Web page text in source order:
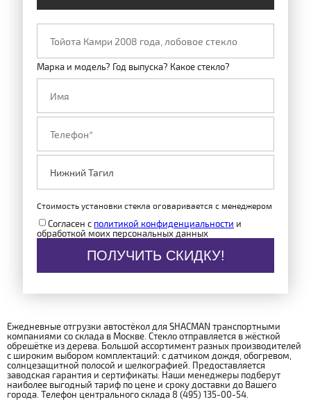
Марка и модель? Год выпуска? Какое стекло?
Стоимость установки стекла оговаривается с менеджером
Согласен с политикой конфиденциальности и
обработкой моих персональных данных
ПОЛУЧИТЬ СКИДКУ!
Ежедневные отгрузки автостёкол для SHACMAN транспортными
компаниями со склада в Москве. Стекло отправляется в жёсткой
обрешётке из дерева. Большой ассортимент разных производителей
с широким выбором комплектаций: с датчиком дождя, обогревом,
солнцезащитной полосой и шелкографией. Предоставляется
заводская гарантия и сертификаты. Наши менеджеры подберут
наиболее выгодный тариф по цене и сроку доставки до Вашего
города. Телефон центрального склада 8 (495) 135-00-54.